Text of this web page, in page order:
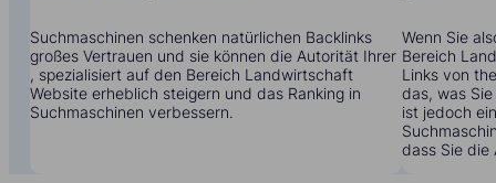
Suchmaschinen schenken natürlichen Backlinks
großes Vertrauen und sie können die Autorität Ihrer
, spezialisiert auf den Bereich Landwirtschaft
Website erheblich steigern und das Ranking in
Suchmaschinen verbessern.
Wenn Sie
Bereich
Links von
das, was
ist jedoch
dass Sie die